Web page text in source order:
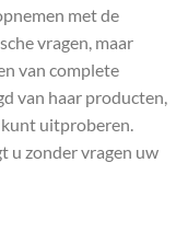
met de
vragen, maar
van complete
van haar producten,
uitproberen.
u zonder vragen uw